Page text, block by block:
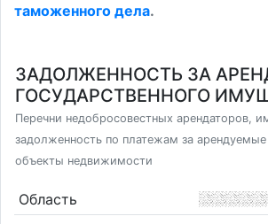
таможенного дела.
ЗАДОЛЖЕННОСТЬ ЗА
ГОСУДАРСТВЕННОГО
Перечни недобросовестных арендаторов,
задолженность по платежам за арендуемые
объекты недвижимости
Область